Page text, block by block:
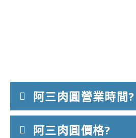
阿三肉圓營業時間?
阿三肉圓價格?